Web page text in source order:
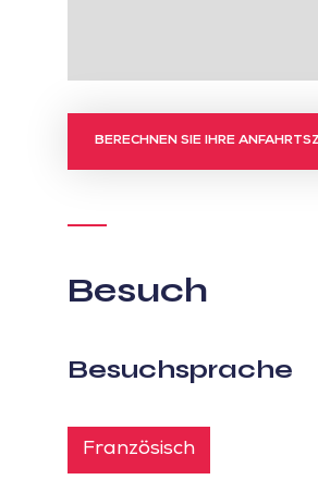
BERECHNEN SIE IHRE
Besuch
Besuchsprache
Französisch